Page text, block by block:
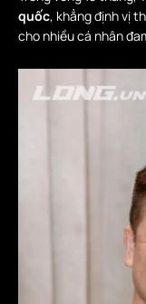
quốc, khẳng định vị
cho nhiều cá nhân